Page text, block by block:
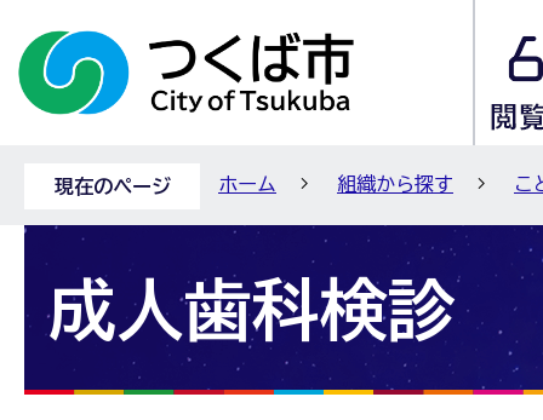
現在のページ ホーム 組織から探す こ
成人歯科検診